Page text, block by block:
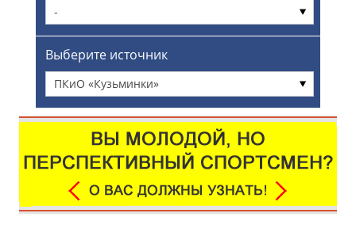
-
Выберите источник
ПКиО «Кузьминки»